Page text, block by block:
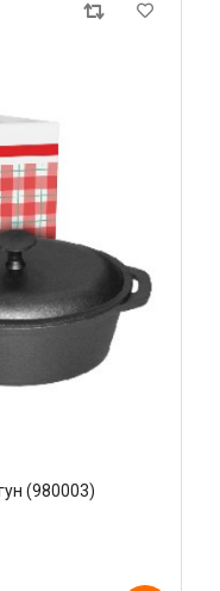
(980003)